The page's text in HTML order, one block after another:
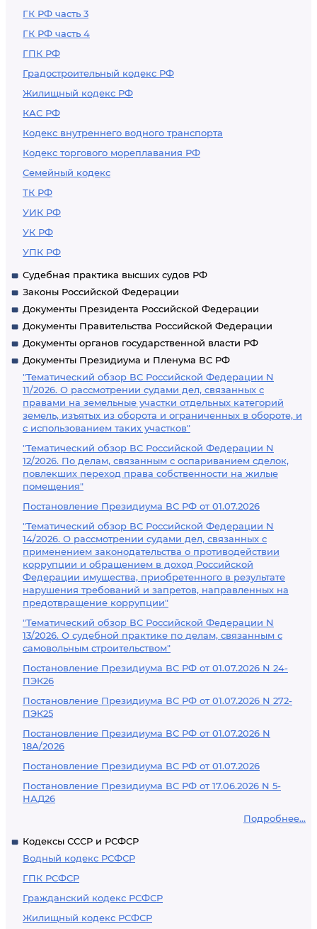
ГК РФ часть 3
ГК РФ часть 4
ГПК РФ
Градостроительный кодекс РФ
Жилищный кодекс РФ
КАС РФ
Кодекс внутреннего водного транспорта
Кодекс торгового мореплавания РФ
Семейный кодекс
ТК РФ
УИК РФ
УК РФ
УПК РФ
Судебная практика высших судов РФ
Законы Российской Федерации
Документы Президента Российской Федерации
Документы Правительства Российской Федерации
Документы органов государственной власти РФ
Документы Президиума и Пленума ВС РФ
"Тематический обзор ВС Российской Федерации N
11/2026. О рассмотрении судами дел, связанных с
правами на земельные участки отдельных категорий
земель, изъятых из оборота и ограниченных в обороте, и
с использованием таких участков"
"Тематический обзор ВС Российской Федерации N
12/2026. По делам, связанным с оспариванием сделок,
повлекших переход права собственности на жилые
помещения"
Постановление Президиума ВС РФ от 01.07.2026
"Тематический обзор ВС Российской Федерации N
14/2026. О рассмотрении судами дел, связанных с
применением законодательства о противодействии
коррупции и обращением в доход Российской
Федерации имущества, приобретенного в результате
нарушения требований и запретов, направленных на
предотвращение коррупции"
"Тематический обзор ВС Российской Федерации N
13/2026. О судебной практике по делам, связанным с
самовольным строительством"
Постановление Президиума ВС РФ от 01.07.2026 N 24-
ПЭК26
Постановление Президиума ВС РФ от 01.07.2026 N 272-
ПЭК25
Постановление Президиума ВС РФ от 01.07.2026 N
18А/2026
Постановление Президиума ВС РФ от 01.07.2026
Постановление Президиума ВС РФ от 17.06.2026 N 5-
НАД26
Подробнее...
Кодексы СССР и РСФСР
Водный кодекс РСФСР
ГПК РСФСР
Гражданский кодекс РСФСР
Жилищный кодекс РСФСР